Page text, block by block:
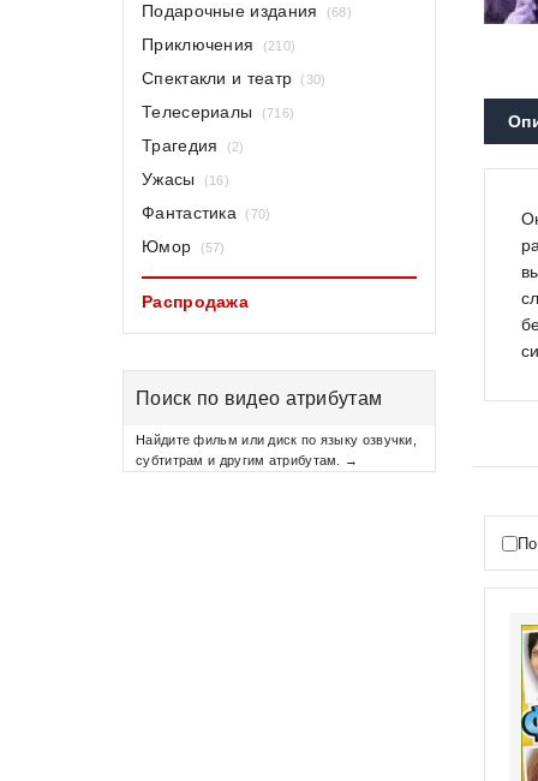
Подарочные издания (68)
Приключения (210)
Спектакли и театр (30)
Телесериалы (716)
Трагедия (2)
Ужасы (16)
Фантастика (70)
Юмор (57)
Распродажа
Поиск по видео атрибутам
Найдите фильм или диск по языку озвучки,
субтитрам и другим атрибутам. →